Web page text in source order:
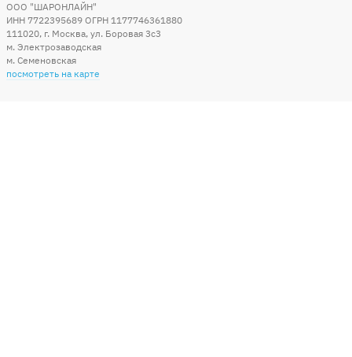
ООО "ШАРОНЛАЙН"
ИНН 7722395689 ОГРН 1177746361880
111020, г. Москва, ул. Боровая 3c3
м. Электрозаводская
м. Семеновская
посмотреть на карте